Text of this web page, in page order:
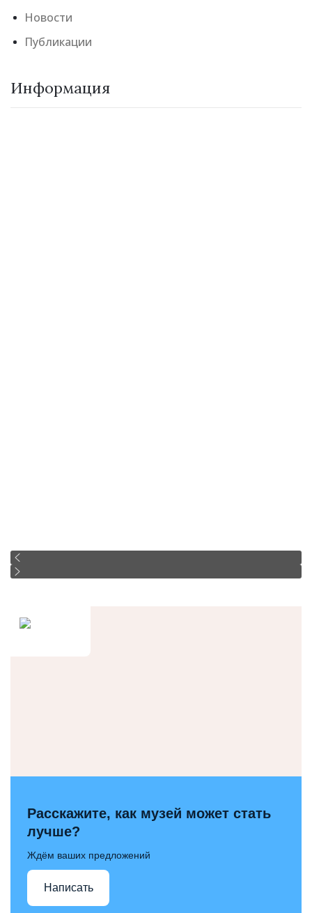
Новости
Публикации
Информация
Расскажите, как музей может стать
лучше?
Ждём ваших предложений
Написать